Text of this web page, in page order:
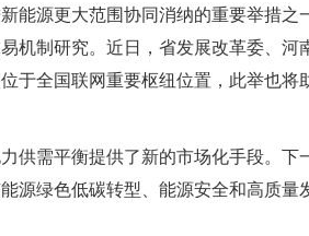
源更大范围协同消纳的重要举措之
制研究。近日，省发展改革委、
全国联网重要枢纽位置，此举也
需平衡提供了新的市场化手段。下
源绿色低碳转型、能源安全和高质量